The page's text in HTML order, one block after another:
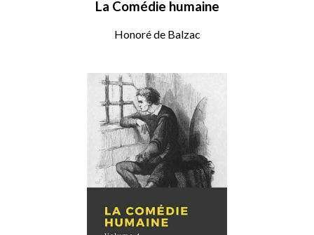
La Comédie humaine
Honoré de Balzac